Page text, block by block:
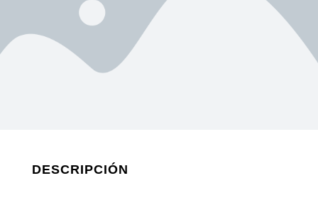
DESCRIPCIÓN